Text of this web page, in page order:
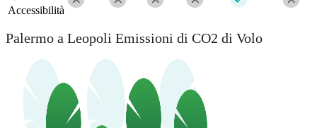
Accessibilità
Palermo a Leopoli Emissioni di CO2 di Volo